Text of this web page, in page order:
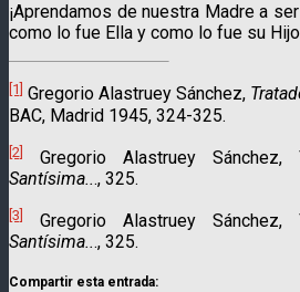
¡Aprendamos de nuestra Madre a
como lo fue Ella y como lo fue su
[1] Gregorio Alastruey Sánchez,
BAC, Madrid 1945, 324-325.
[2] Gregorio Alastruey Sánchez,
Santísima..., 325.
[3] Gregorio Alastruey Sánchez,
Santísima..., 325.
Compartir esta entrada: